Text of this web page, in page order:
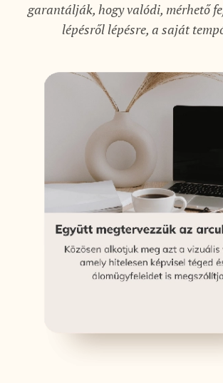
garantálják, hogy valódi, mérhető
lépésről lépésre, a saját